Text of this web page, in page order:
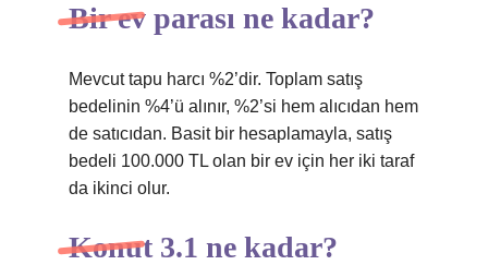
Bir ev parası ne kadar?
Mevcut tapu harcı %2’dir. Toplam satış
bedelinin %4’ü alınır, %2’si hem alıcıdan hem
de satıcıdan. Basit bir hesaplamayla, satış
bedeli 100.000 TL olan bir ev için her iki taraf
da ikinci olur.
Konut 3.1 ne kadar?